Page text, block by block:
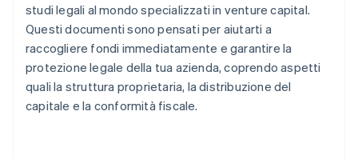
studi legali al mondo specializzati in venture capital.
Questi documenti sono pensati per aiutarti a
raccogliere fondi immediatamente e garantire la
protezione legale della tua azienda, coprendo aspetti
quali la struttura proprietaria, la distribuzione del
capitale e la conformità fiscale.